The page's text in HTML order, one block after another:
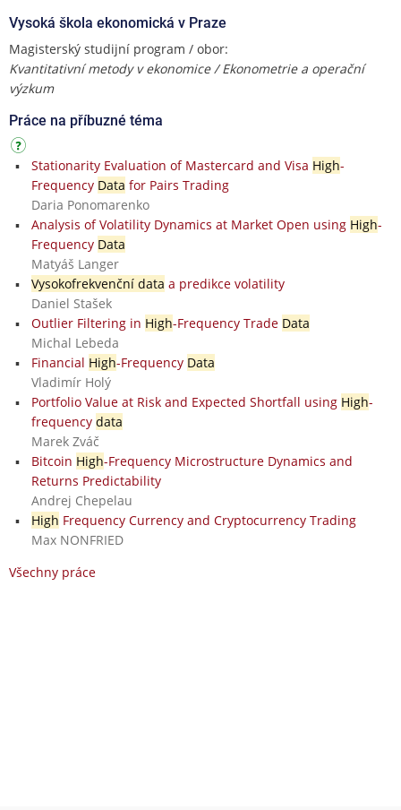
Vysoká škola ekonomická v Praze
Magisterský studijní program / obor:
Kvantitativní metody v ekonomice / Ekonometrie a operační
výzkum
Práce na příbuzné téma
Stationarity Evaluation of Mastercard and Visa High-
Frequency Data for Pairs Trading
Daria Ponomarenko
Analysis of Volatility Dynamics at Market Open using High-
Frequency Data
Matyáš Langer
Vysokofrekvenční data a predikce volatility
Daniel Stašek
Outlier Filtering in High-Frequency Trade Data
Michal Lebeda
Financial High-Frequency Data
Vladimír Holý
Portfolio Value at Risk and Expected Shortfall using High-
frequency data
Marek Zváč
Bitcoin High-Frequency Microstructure Dynamics and
Returns Predictability
Andrej Chepelau
High Frequency Currency and Cryptocurrency Trading
Max NONFRIED
Všechny práce